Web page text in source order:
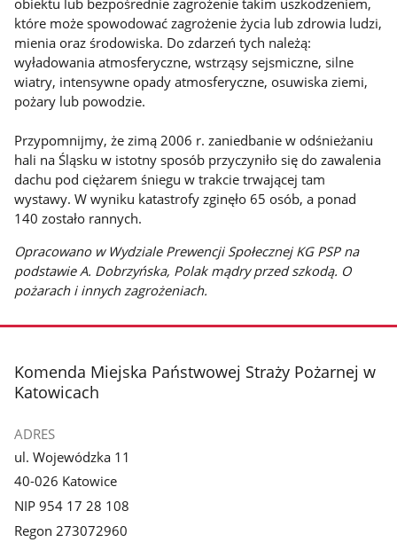
obiektu lub bezpośrednie zagrożenie takim uszkodzeniem,
które może spowodować zagrożenie życia lub zdrowia ludzi,
mienia oraz środowiska. Do zdarzeń tych należą:
wyładowania atmosferyczne, wstrząsy sejsmiczne, silne
wiatry, intensywne opady atmosferyczne, osuwiska ziemi,
pożary lub powodzie.
Przypomnijmy, że zimą 2006 r. zaniedbanie w odśnieżaniu
hali na Śląsku w istotny sposób przyczyniło się do zawalenia
dachu pod ciężarem śniegu w trakcie trwającej tam
wystawy. W wyniku katastrofy zginęło 65 osób, a ponad
140 zostało rannych.
Opracowano w Wydziale Prewencji Społecznej KG PSP na
podstawie A. Dobrzyńska, Polak mądry przed szkodą. O
pożarach i innych zagrożeniach.
stopka
Komenda Miejska Państwowej Straży Pożarnej w
Katowicach
ADRES
ul. Wojewódzka 11
40-026 Katowice
NIP 954 17 28 108
Regon 273072960